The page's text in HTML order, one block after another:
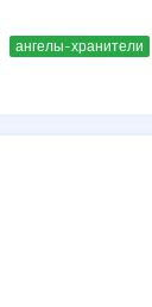
ангелы-хранители